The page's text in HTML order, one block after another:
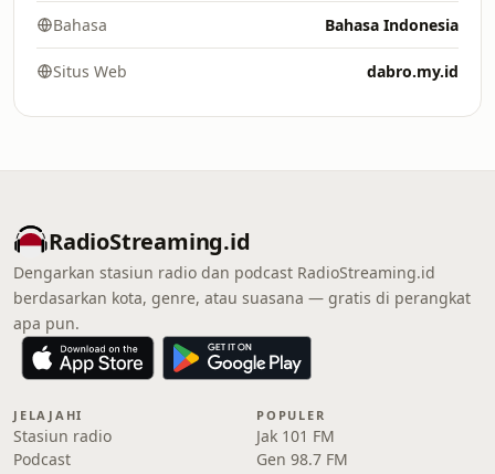
Bahasa Bahasa Indonesia
Situs Web dabro.my.id
RadioStreaming.id
Dengarkan stasiun radio dan podcast RadioStreaming.id
berdasarkan kota, genre, atau suasana — gratis di perangkat
apa pun.
JELAJAHI
Stasiun radio
Podcast
POPULER
Jak 101 FM
Gen 98.7 FM